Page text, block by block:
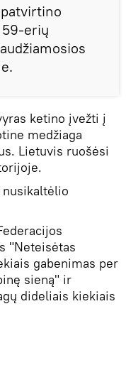
erių
ketino įvežti į
medžiaga
Lietuvis ruošėsi
nusikaltėlio
"Neteisėtas
gabenimas per
sieną" ir
dideliais kiekiais